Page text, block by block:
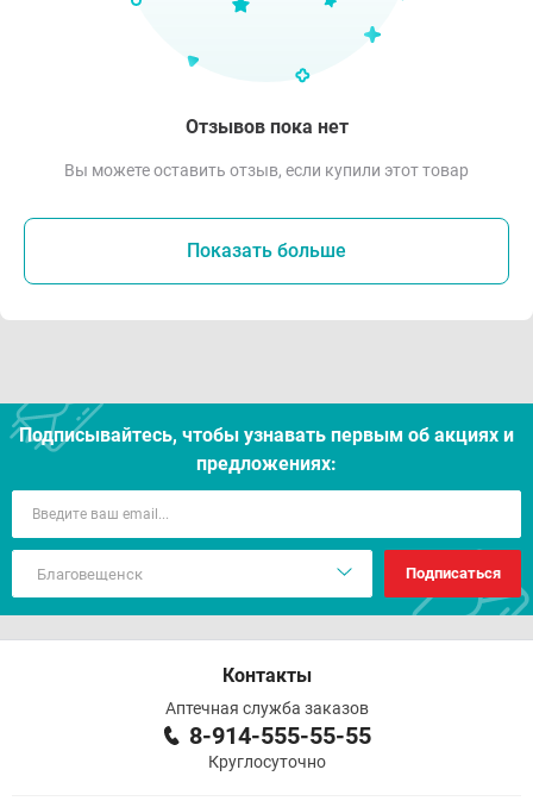
Отзывов пока нет
Вы можете оставить отзыв, если купили этот товар
Показать больше
Подписывайтесь, чтобы узнавать первым об акцияx и
предложениях:
Подписаться
Контакты
Аптечная служба заказов
8-914-555-55-55
Круглосуточно